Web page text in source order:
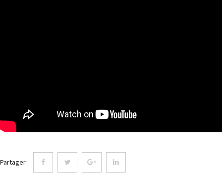
Partager :